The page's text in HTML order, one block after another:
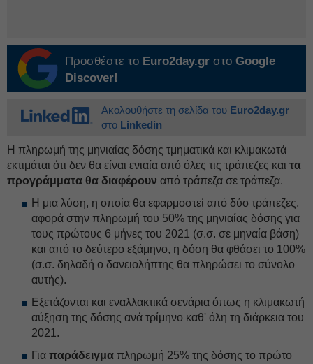
Προσθέστε το Euro2day.gr στο Google
Discover!
Ακολουθήστε τη σελίδα του Euro2day.gr
στο Linkedin
Η πληρωμή της μηνιαίας δόσης τμηματικά και κλιμακωτά
εκτιμάται ότι δεν θα είναι ενιαία από όλες τις τράπεζες και τα
προγράμματα θα διαφέρουν από τράπεζα σε τράπεζα.
Η μια λύση, η οποία θα εφαρμοστεί από δύο τράπεζες,
αφορά στην πληρωμή του 50% της μηνιαίας δόσης για
τους πρώτους 6 μήνες του 2021 (σ.σ. σε μηναία βάση)
και από το δεύτερο εξάμηνο, η δόση θα φθάσει το 100%
(σ.σ. δηλαδή ο δανειολήπτης θα πληρώσει το σύνολο
αυτής).
Εξετάζονται και εναλλακτικά σενάρια όπως η κλιμακωτή
αύξηση της δόσης ανά τρίμηνο καθ' όλη τη διάρκεια του
2021.
Για παράδειγμα πληρωμή 25% της δόσης το πρώτο